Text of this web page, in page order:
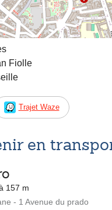
Fiolle
Trajet Waze
en
157 m
- 1 Avenue du prado